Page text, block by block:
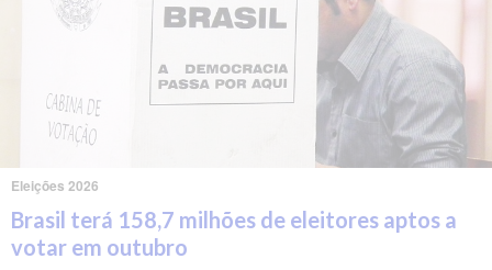
Eleições 2026
Brasil terá 158,7 milhões de eleitores aptos a
votar em outubro